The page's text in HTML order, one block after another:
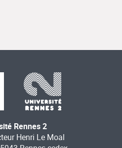
Rennes 2
Henri Le Moal